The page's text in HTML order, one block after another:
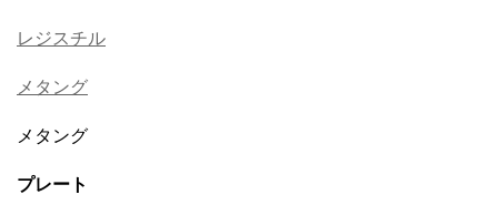
レジスチル
メタング
メタング
プレート